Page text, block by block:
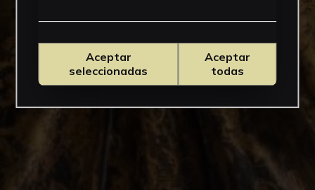
Aceptar
seleccionadas
Aceptar
todas